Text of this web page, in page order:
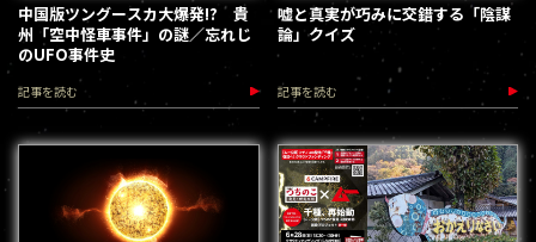
中国版ツングースカ大爆発!? 貴
州「空中怪車事件」の謎／忘れじ
のUFO事件史
記事を読む
嘘と真実が巧みに交錯する「陰謀
論」クイズ
記事を読む